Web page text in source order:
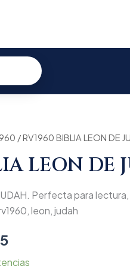
/ RV1960 BIBLIA LEON DE
LEON DE
Perfecta para
leon, judah
Current
price
is:
$85.025.